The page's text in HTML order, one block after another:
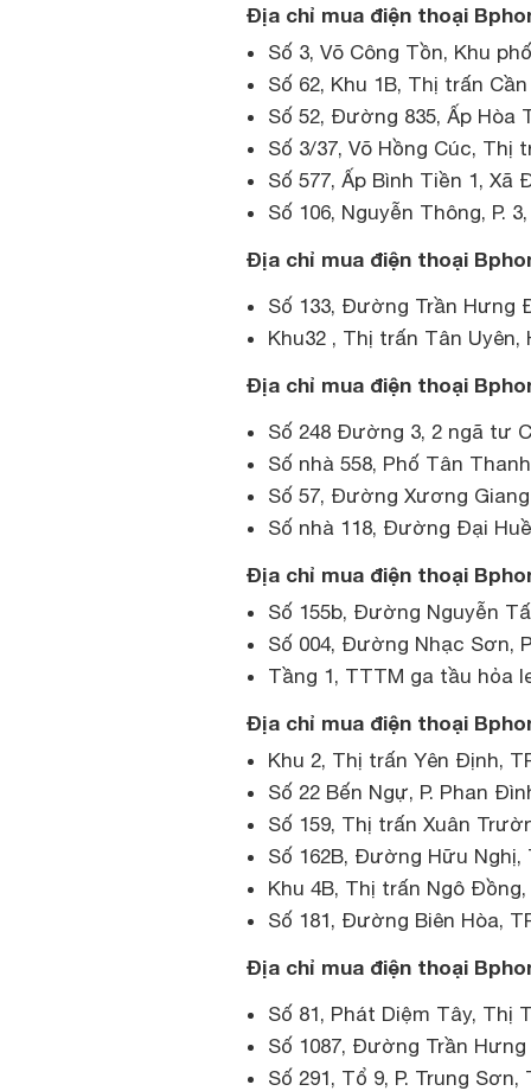
Địa chỉ mua điện thoại
Số 3, Võ Công Tồn, Khu
Số 62, Khu 1B, Thị trấn
Số 52, Đường 835, Ấp Hòa
Số 3/37, Võ Hồng Cúc, Thị
Số 577, Ấp Bình Tiền 1,
Số 106, Nguyễn Thông, P.
Địa chỉ mua điện thoại
Số 133, Đường Trần Hưng
Khu32 , Thị trấn Tân Uyên,
Địa chỉ mua điện thoại
Số 248 Đường 3, 2 ngã tư
Số nhà 558, Phố Tân
Số 57, Đường Xương
Số nhà 118, Đường Đại
Địa chỉ mua điện thoại
Số 155b, Đường Nguyễn
Số 004, Đường Nhạc Sơn,
Tầng 1, TTTM ga tầu hỏa
Địa chỉ mua điện thoại
Khu 2, Thị trấn Yên Định,
Số 22 Bến Ngự, P. Phan
Số 159, Thị trấn Xuân
Số 162B, Đường Hữu
Khu 4B, Thị trấn Ngô
Số 181, Đường Biên Hòa,
Địa chỉ mua điện thoại
Số 81, Phát Diệm Tây, Thị
Số 1087, Đường Trần Hưng
Số 291, Tổ 9, P. Trung Sơn,